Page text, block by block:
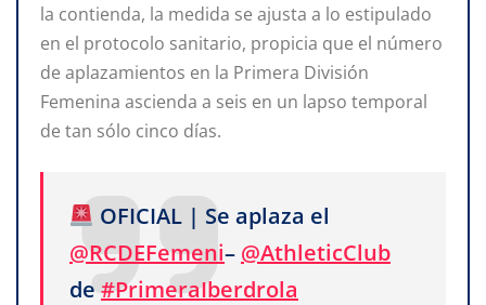
la contienda, la medida se ajusta a lo estipulado
en el protocolo sanitario, propicia que el número
de aplazamientos en la Primera División
Femenina ascienda a seis en un lapso temporal
de tan sólo cinco días.
OFICIAL | Se aplaza el
@RCDEFemeni– @AthleticClub
de #PrimeraIberdrola